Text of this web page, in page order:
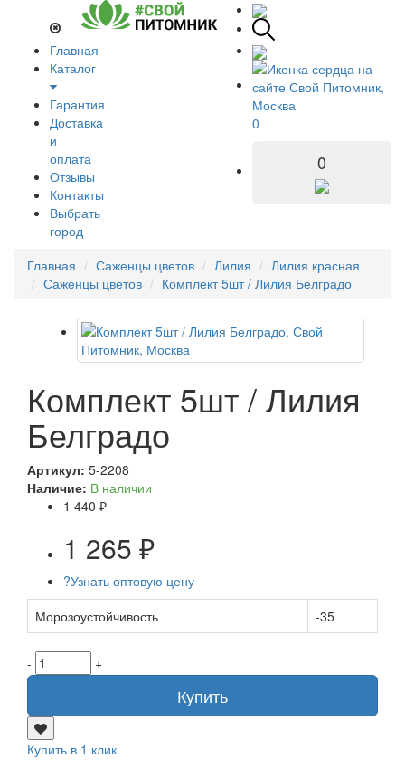
Главная
Каталог
Гарантия
Доставка
и
оплата
Отзывы
Контакты
Выбрать
город
0
0
Главная Саженцы цветов Лилия
Лилия красная
Саженцы цветов
Комплект 5шт / Лилия Белградо
Комплект 5шт / Лилия
Белградо
Артикул: 5-2208
Наличие: В наличии
1 440 ₽
1 265 ₽
?Узнать оптовую цену
Морозоустойчивость
-35
- +
Купить
Купить в 1 клик